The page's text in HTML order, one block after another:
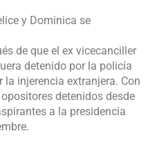
y Dominica se
de que el ex vicecanciller
detenido por la policía
injerencia extranjera. Con
detenidos desde
a la presidencia